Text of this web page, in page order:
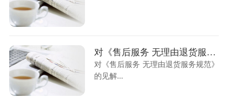
对《售后服务 无理由退货服务规范》的见解
对《售后服务 无理由退货服务规范》
的见解...